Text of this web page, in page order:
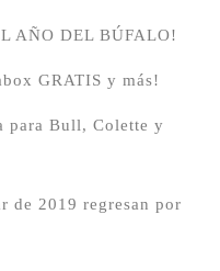
AÑO DEL BÚFALO!
GRATIS y más!
para Bull, Colette y
de 2019 regresan por